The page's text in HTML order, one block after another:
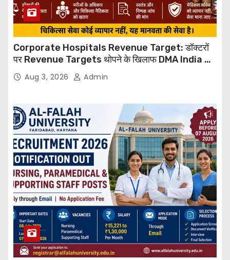
Corporate Hospitals Revenue Target: डॉक्टरों
पर Revenue Targets थोपने के खिलाफ DMA India का
बड़ा कदम, NHRC से Suo Motu जांच की मांग
Aug 3, 2026 Admin